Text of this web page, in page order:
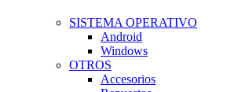
SISTEMA OPERATIVO
Android
Windows
OTROS
Accesorios